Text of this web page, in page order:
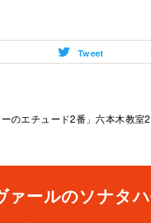
Tweet
ァールのソナタ